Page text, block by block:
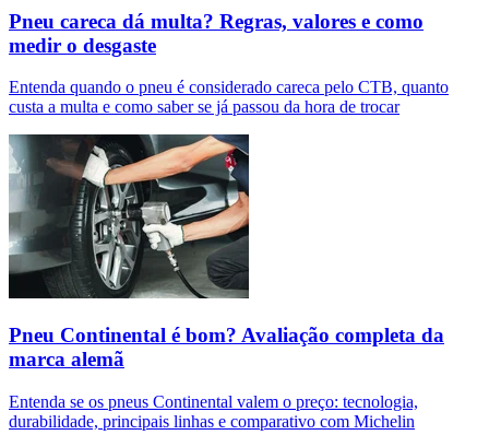
Pneu careca dá multa? Regras, valores e como
medir o desgaste
Entenda quando o pneu é considerado careca pelo CTB, quanto
custa a multa e como saber se já passou da hora de trocar
Pneu Continental é bom? Avaliação completa da
marca alemã
Entenda se os pneus Continental valem o preço: tecnologia,
durabilidade, principais linhas e comparativo com Michelin